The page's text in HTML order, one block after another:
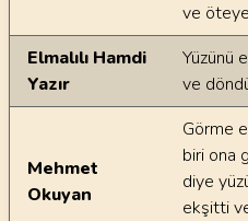
ve
Elmalılı Hamdi
Yazır
Yüzünü
ve
Mehmet
Okuyan
Görme
biri ona
diye
ekşitti